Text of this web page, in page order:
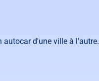
autocar d'une ville à l'autre.